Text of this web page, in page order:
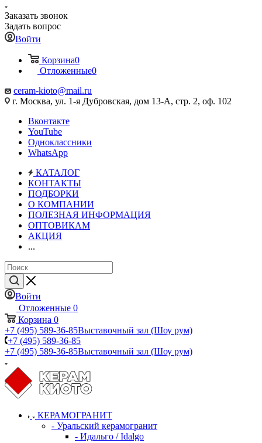
Заказать звонок
Задать вопрос
Войти
Корзина0
Отложенные0
ceram-kioto@mail.ru
г. Москва, ул. 1-я Дубровская, дом 13-А, стр. 2, оф. 102
Вконтакте
YouTube
Одноклассники
WhatsApp
КАТАЛОГ
КОНТАКТЫ
ПОДБОРКИ
О КОМПАНИИ
ПОЛЕЗНАЯ ИНФОРМАЦИЯ
ОПТОВИКАМ
АКЦИЯ
...
Войти
Отложенные 0
Корзина 0
+7 (495) 589-36-85Выставочный зал (Шоу рум)
+7 (495) 589-36-85
+7 (495) 589-36-85Выставочный зал (Шоу рум)
КЕРАМОГРАНИТ
- Уральский керамогранит
- Идальго / Idalgo